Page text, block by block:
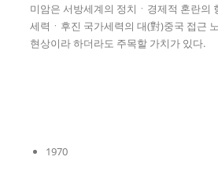
미암은 서방세계의 정치ㆍ경제적 혼란의
세력ㆍ후진 국가세력의 대(對)중국 접근
현상이라 하더라도 주목할 가치가 있다.
1970